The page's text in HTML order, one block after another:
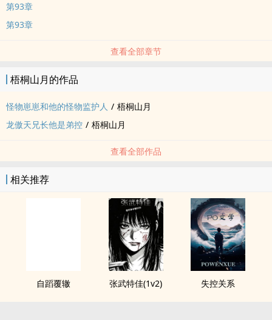
第93章
第93章
查看全部章节
梧桐山月的作品
怪物崽崽和他的怪物监护人 / 梧桐山月
龙傲天兄长他是弟控 / 梧桐山月
查看全部作品
相关推荐
自蹈覆辙 张武特佳(1v2) 失控关系